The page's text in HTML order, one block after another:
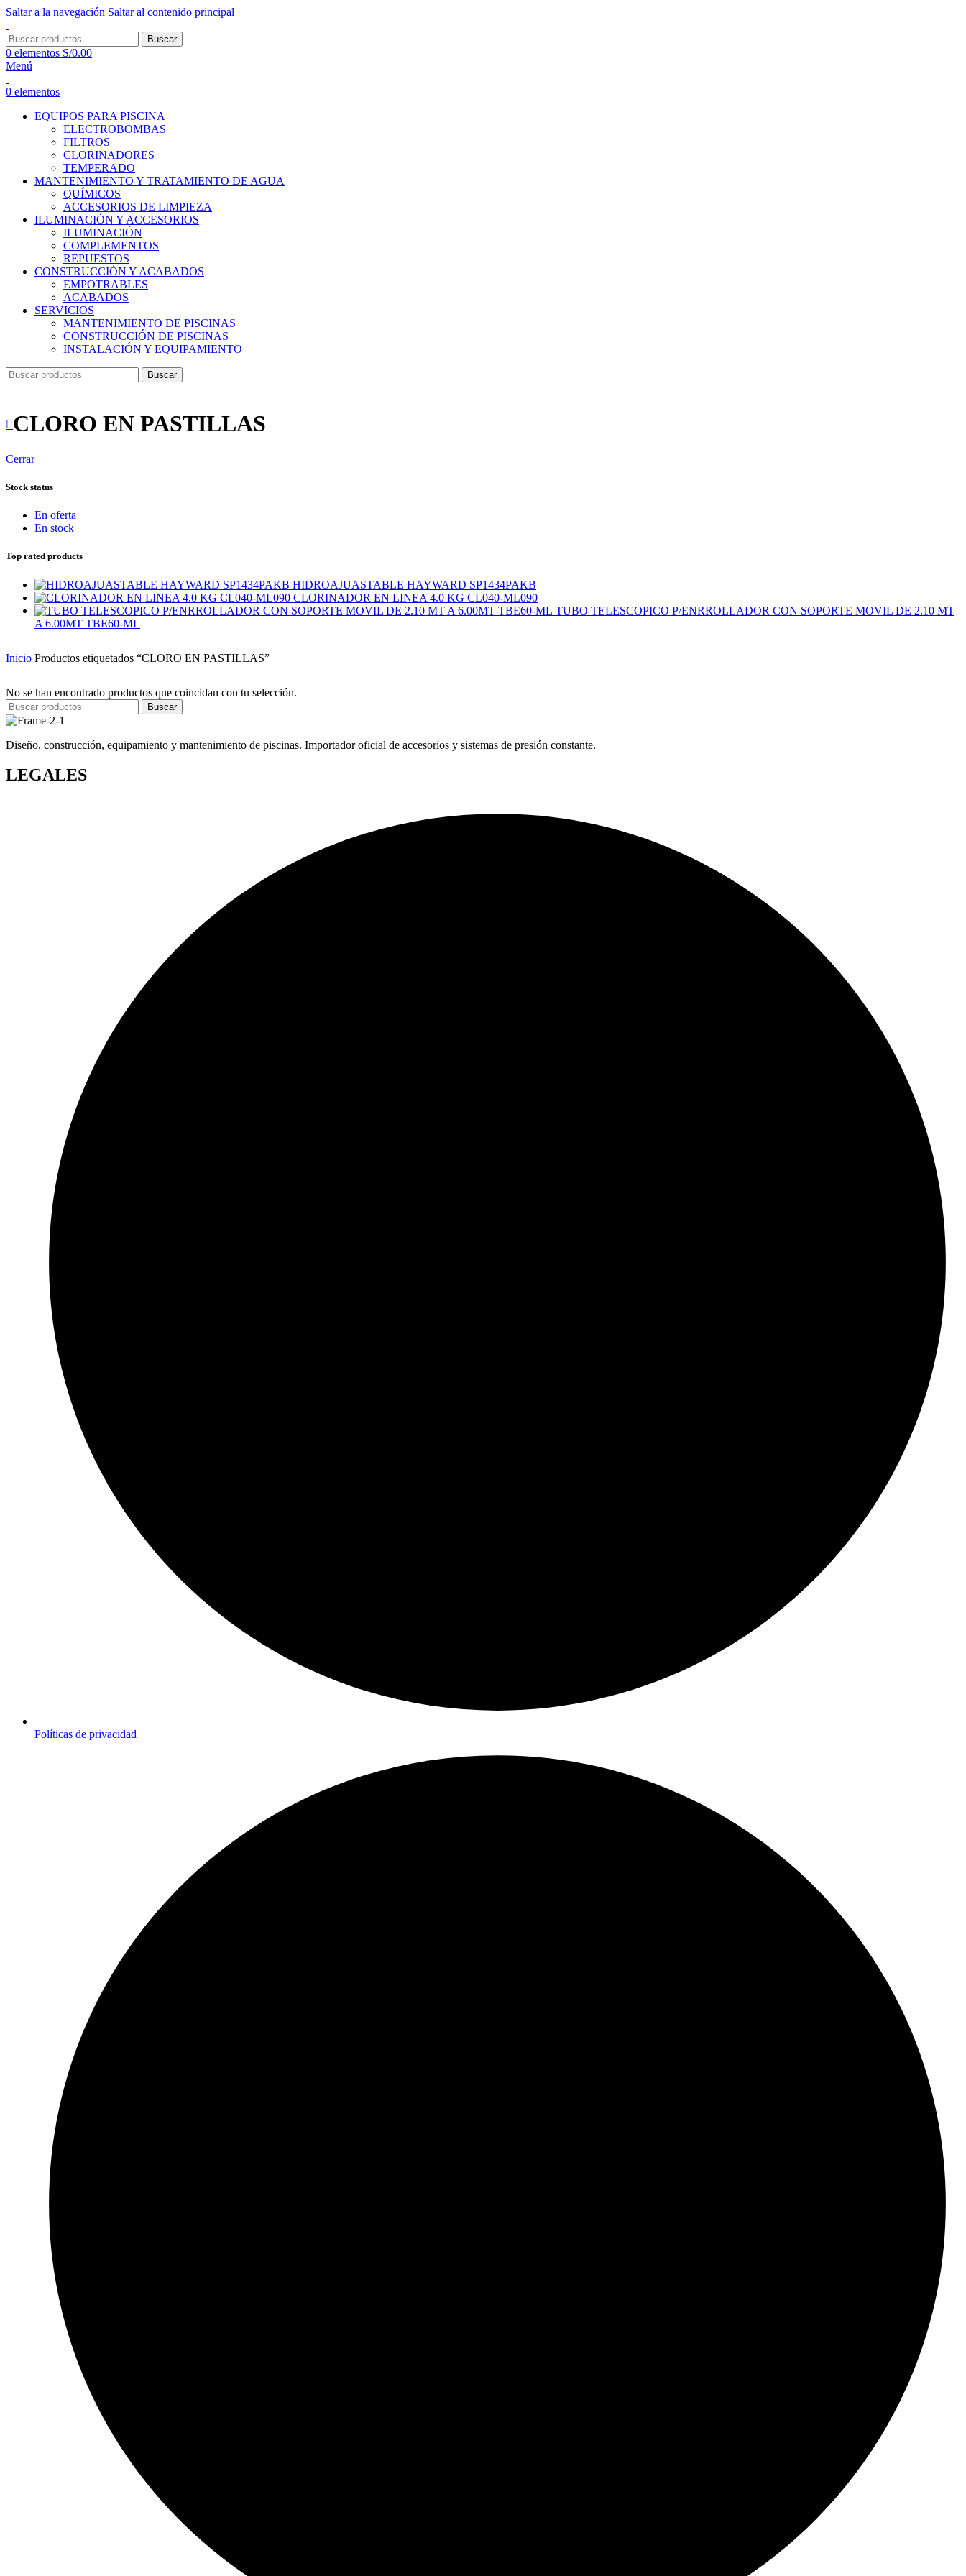
Saltar a la navegación Saltar al contenido principal
Buscar
0 elementos S/0.00
Menú
0 elementos
EQUIPOS PARA PISCINA
ELECTROBOMBAS
FILTROS
CLORINADORES
TEMPERADO
MANTENIMIENTO Y TRATAMIENTO DE AGUA
QUÍMICOS
ACCESORIOS DE LIMPIEZA
ILUMINACIÓN Y ACCESORIOS
ILUMINACIÓN
COMPLEMENTOS
REPUESTOS
CONSTRUCCIÓN Y ACABADOS
EMPOTRABLES
ACABADOS
SERVICIOS
MANTENIMIENTO DE PISCINAS
CONSTRUCCIÓN DE PISCINAS
INSTALACIÓN Y EQUIPAMIENTO
Buscar
CLORO EN PASTILLAS
Cerrar
Stock status
En oferta
En stock
Top rated products
HIDROAJUASTABLE HAYWARD SP1434PAKB
CLORINADOR EN LINEA 4.0 KG CL040-ML090
TUBO TELESCOPICO P/ENRROLLADOR CON SOPORTE MOVIL DE 2.10 MT
A 6.00MT TBE60-ML
Inicio Productos etiquetados “CLORO EN PASTILLAS”
No se han encontrado productos que coincidan con tu selección.
Buscar
Diseño, construcción, equipamiento y mantenimiento de piscinas. Importador oficial de accesorios y sistemas de presión constante.
LEGALES
Políticas de privacidad